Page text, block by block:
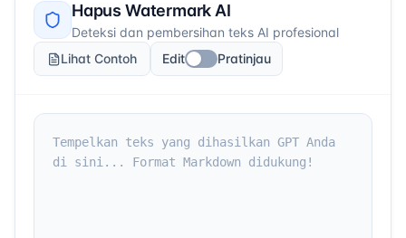
Hapus Watermark AI
Deteksi dan pembersihan teks AI profesional
Lihat Contoh
Edit Pratinjau